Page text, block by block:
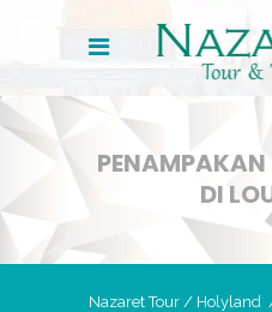
DI
Nazaret Tour / Holyland